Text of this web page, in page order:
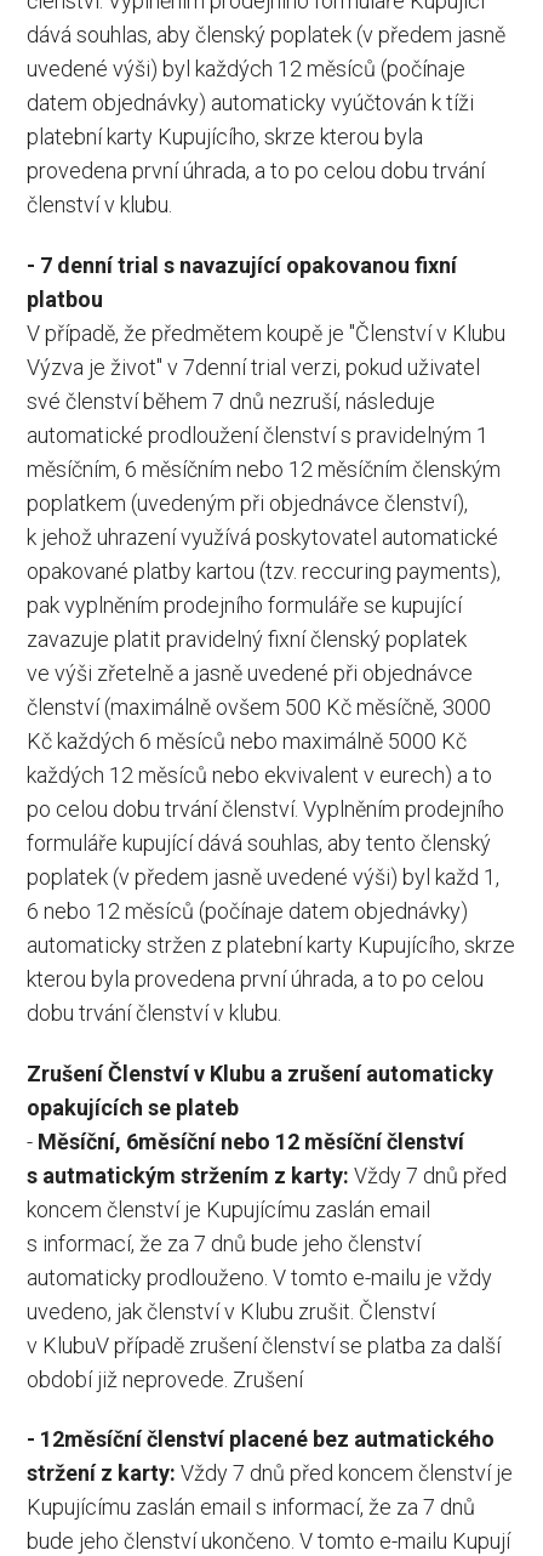
dává souhlas, aby členský poplatek (v předem jasně
uvedené výši) byl každých 12 měsíců (počínaje
datem objednávky) automaticky vyúčtován k tíži
platební karty Kupujícího, skrze kterou byla
provedena první úhrada, a to po celou dobu trvání
členství v klubu.
- 7 denní trial s navazující opakovanou fixní
platbou
V případě, že předmětem koupě je "Členství v Klubu
Výzva je život" v 7denní trial verzi, pokud uživatel
své členství během 7 dnů nezruší, následuje
automatické prodloužení členství s pravidelným 1
měsíčním, 6 měsíčním nebo 12 měsíčním členským
poplatkem (uvedeným při objednávce členství),
k jehož uhrazení využívá poskytovatel automatické
opakované platby kartou (tzv. reccuring payments),
pak vyplněním prodejního formuláře se kupující
zavazuje platit pravidelný fixní členský poplatek
ve výši zřetelně a jasně uvedené při objednávce
členství (maximálně ovšem 500 Kč měsíčně, 3000
Kč každých 6 měsíců nebo maximálně 5000 Kč
každých 12 měsíců nebo ekvivalent v eurech) a to
po celou dobu trvání členství. Vyplněním prodejního
formuláře kupující dává souhlas, aby tento členský
poplatek (v předem jasně uvedené výši) byl každ 1,
6 nebo 12 měsíců (počínaje datem objednávky)
automaticky stržen z platební karty Kupujícího, skrze
kterou byla provedena první úhrada, a to po celou
dobu trvání členství v klubu.
Zrušení Členství v Klubu a zrušení automaticky
opakujících se plateb
- Měsíční, 6měsíční nebo 12 měsíční členství
s autmatickým stržením z karty: Vždy 7 dnů před
koncem členství je Kupujícímu zaslán email
s informací, že za 7 dnů bude jeho členství
automaticky prodlouženo. V tomto e-mailu je vždy
uvedeno, jak členství v Klubu zrušit. Členství
v KlubuV případě zrušení členství se platba za další
období již neprovede. Zrušení
- 12měsíční členství placené bez autmatického
stržení z karty: Vždy 7 dnů před koncem členství je
Kupujícímu zaslán email s informací, že za 7 dnů
bude jeho členství ukončeno. V tomto e-mailu Kupují